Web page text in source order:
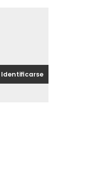
Identificarse